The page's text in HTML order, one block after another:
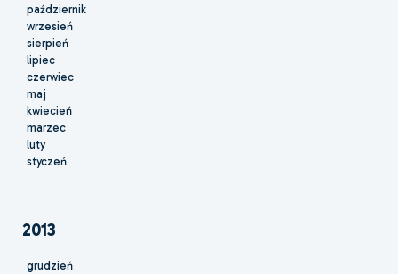
październik
wrzesień
sierpień
lipiec
czerwiec
maj
kwiecień
marzec
luty
styczeń
2013
grudzień